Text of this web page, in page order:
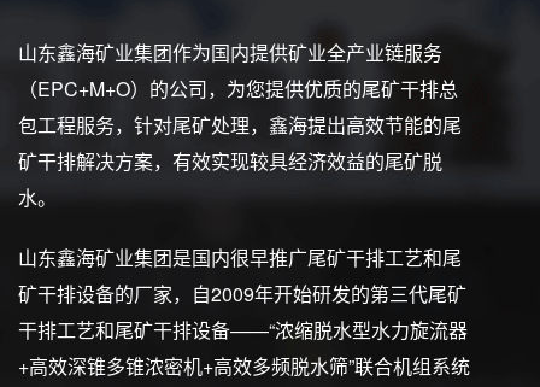
山东鑫海矿业集团作为国内提供矿业全产业链服务
（EPC+M+O）的公司，为您提供优质的尾矿干排总
包工程服务，针对尾矿处理，鑫海提出高效节能的尾
矿干排解决方案，有效实现较具经济效益的尾矿脱
水。
山东鑫海矿业集团是国内很早推广尾矿干排工艺和尾
矿干排设备的厂家，自2009年开始研发的第三代尾矿
干排工艺和尾矿干排设备——“浓缩脱水型水力旋流器
+高效深锥多锥浓密机+高效多频脱水筛”联合机组系统